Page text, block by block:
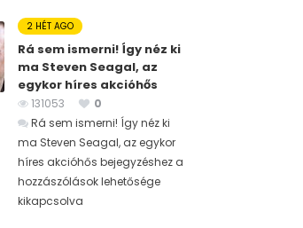
2 HÉT AGO
Rá sem ismerni! Így néz ki
ma Steven Seagal, az
egykor híres akcióhős
131053
0
Rá sem ismerni! Így néz ki
ma Steven Seagal, az egykor
híres akcióhős bejegyzéshez a
hozzászólások lehetősége
kikapcsolva